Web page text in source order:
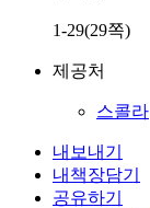
1-29(29쪽)
제공처
스콜라
내보내기
내책장담기
공유하기